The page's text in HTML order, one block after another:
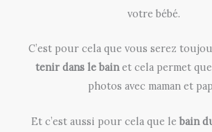
votre bébé.
C’est pour cela que vous serez
tenir dans le bainet cela permet
photos avec maman et
Et c’est aussi pour cela que lebain